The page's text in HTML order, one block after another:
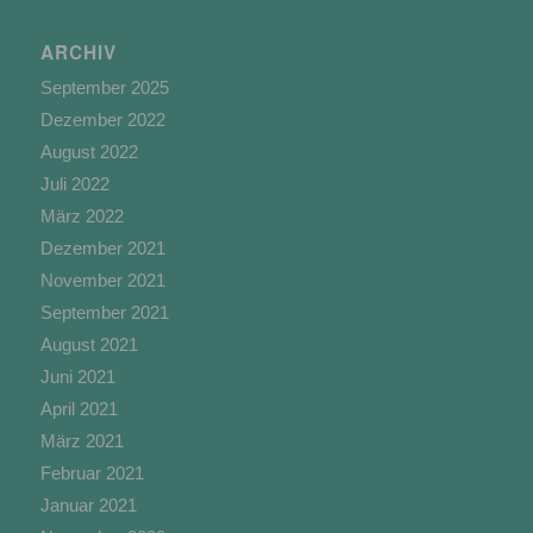
ARCHIV
September 2025
Dezember 2022
August 2022
Juli 2022
März 2022
Dezember 2021
November 2021
September 2021
August 2021
Juni 2021
April 2021
März 2021
Februar 2021
Januar 2021
Verarbeitung ist jeder mit oder ohne Hilfe
automatisierter Verfahren ausgeführte Vorgang
oder jede solche Vorgangsreihe im
Zusammenhang mit personenbezogenen Daten
wie das Erheben, das Erfassen, die Organisation,
das Ordnen, die Speicherung, die Anpassung
oder Veränderung, das Auslesen, das Abfragen,
die Verwendung, die Offenlegung durch
Übermittlung, Verbreitung oder eine andere Form
der Bereitstellung, den Abgleich oder die
oder die Vernichtung.
d) Einschränkung der Verarbeitung
Einschränkung der Verarbeitung ist die